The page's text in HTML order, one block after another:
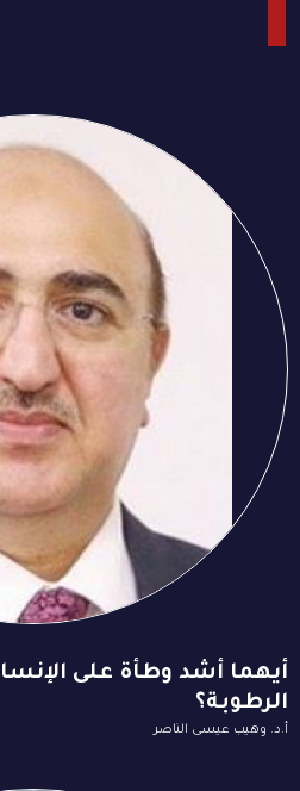
أيهما أشد وطأة على
الرطوبة؟
أ.د. وهيب عيسى الناصر